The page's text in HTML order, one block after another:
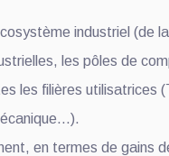
industriel (de
les pôles de
les filières utilisatrices
en termes de gains